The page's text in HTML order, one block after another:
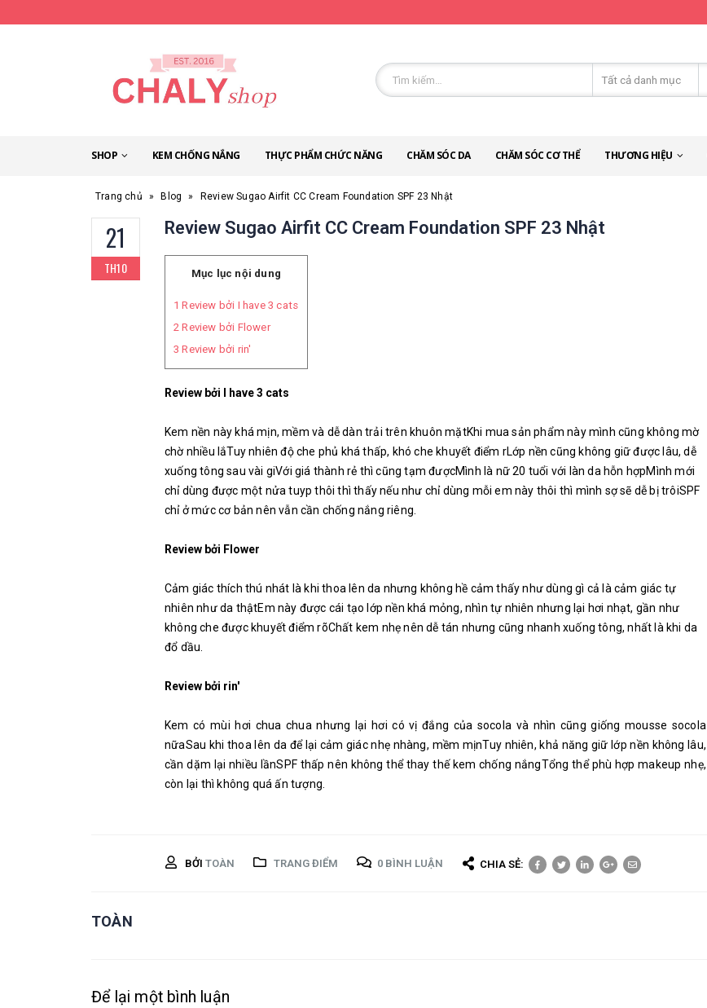
SHOP KEM CHỐNG NẮNG THỰC PHẨM CHỨC NĂNG CHĂM SÓC DA CHĂM SÓC CƠ THỂ THƯƠNG HIỆU
Trang chủ » Blog » Review Sugao Airfit CC Cream Foundation SPF 23 Nhật
21
TH10
Review Sugao Airfit CC Cream Foundation SPF 23 Nhật
Mục lục nội dung
1 Review bởi I have 3 cats
2 Review bởi Flower
3 Review bởi rin′
Review bởi I have 3 cats
Kem nền này khá mịn, mềm và dễ dàn trải trên khuôn mặtKhi mua sản phẩm này mình cũng không mờ
chờ nhiều lắTuy nhiên độ che phủ khá thấp, khó che khuyết điểm rLớp nền cũng không giữ được lâu, dễ
xuống tông sau vài giVới giá thành rẻ thì cũng tạm đượcMình là nữ 20 tuổi với làn da hỗn hợpMình mới
chỉ dùng được một nửa tuyp thôi thì thấy nếu như chỉ dùng mỗi em này thôi thì mình sợ sẽ dễ bị trôiSPF
chỉ ở mức cơ bản nên vẫn cần chống nắng riêng.
Review bởi Flower
Cảm giác thích thú nhát là khi thoa lên da nhưng không hề cảm thấy như dùng gì cả là cảm giác tự
nhiên như da thậtEm này được cái tạo lớp nền khá mỏng, nhìn tự nhiên nhưng lại hơi nhạt, gần như
không che được khuyết điểm rõChất kem nhẹ nên dễ tán nhưng cũng nhanh xuống tông, nhất là khi da
đổ dầu.
Review bởi rin′
Kem có mùi hơi chua chua nhưng lại hơi có vị đắng của socola và nhìn cũng giống mousse socola
nữaSau khi thoa lên da để lại cảm giác nhẹ nhàng, mềm mịnTuy nhiên, khả năng giữ lớp nền không lâu,
cần dặm lại nhiều lầnSPF thấp nên không thể thay thế kem chống nắngTổng thể phù hợp makeup nhẹ,
còn lại thì không quá ấn tượng.
BỞI TOÀN TRANG ĐIỂM 0 BÌNH LUẬN CHIA SẺ:
TOÀN
Để lại một bình luận